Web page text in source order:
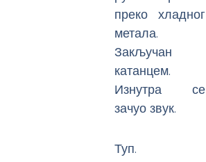
преко хладног
метала.
Закључан
катанцем.
Изнутра се
зачуо звук.
Туп.